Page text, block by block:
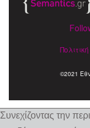
Συνεχίζοντας την
©2021